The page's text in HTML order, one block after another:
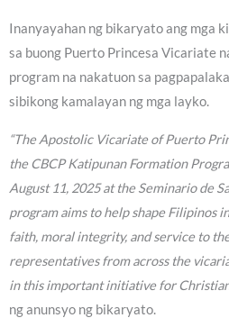
Inanyayahan ng bikaryato ang mga
sa buong Puerto Princesa Vicariate
program na nakatuon sa
sibikong kamalayan ng mga layko.
“The Apostolic Vicariate of Puerto
the CBCP Katipunan Formation
August 11, 2025 at the Seminario de
program aims to help shape Filipinos
faith, moral integrity, and service to
representatives from across the
in this important initiative for
ng anunsyo ng bikaryato.